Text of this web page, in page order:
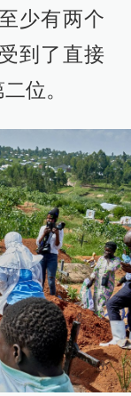
少有两个
到了直接
位。